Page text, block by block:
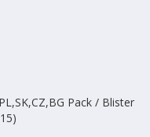
Pack / Blister